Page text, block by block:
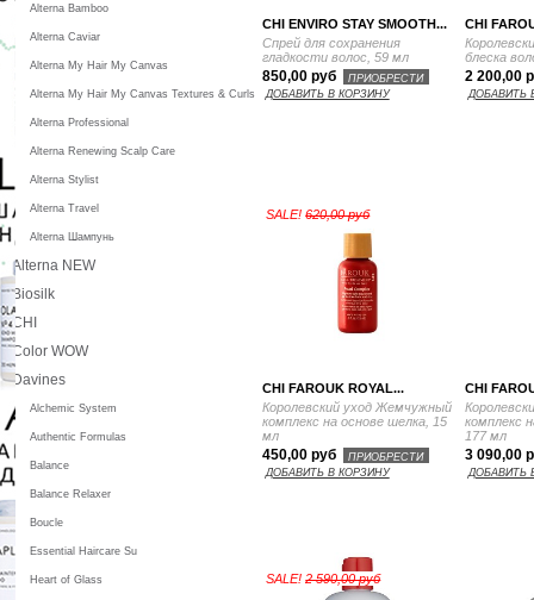
CHI ENVIRO STAY SMOOTH...
Спрей для сохранения
гладкости волос, 59 мл
850,00 руб
ПРИОБРЕСТИ
ДОБАВИТЬ В КОРЗИНУ
CHI
блеска
2 200,00
ДОБАВИТЬ
SALE! 620,00 руб
CHI FAROUK ROYAL...
Королевский уход Жемчужный
комплекс на основе шелка, 15
мл
450,00 руб
ПРИОБРЕСТИ
ДОБАВИТЬ В КОРЗИНУ
CHI
комплекс
177 мл
3 090,00
ДОБАВИТЬ
SALE! 2 590,00 руб
Alterna Bamboo
Alterna Caviar
Alterna My Hair My Canvas
Alterna My Hair My Canvas Textures & Curls
Alterna Professional
Alterna Renewing Scalp Care
Alterna Stylist
Alterna Travel
Alterna Шампунь
Alterna NEW
Biosilk
CHI
Color WOW
Davines
Alchemic System
Authentic Formulas
Balance
Balance Relaxer
Boucle
Essential Haircare Su
Heart of Glass